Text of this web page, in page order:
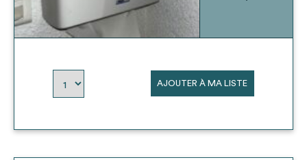
AJOUTER À MA LISTE